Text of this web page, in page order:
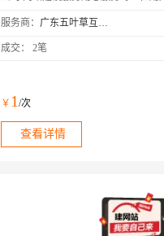
官网→【点击右上角（阿里云免登）
案】
服务商： 广东五叶草互联网科技有限公司
成交： 2笔
￥ 1 /次
查看详情